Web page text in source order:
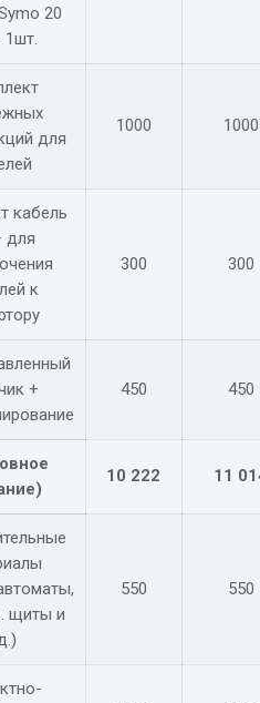
20
1шт.
для
1000 1000
кабель
для
к
300 300
+
450 450
10 222 11
щиты и
550 550